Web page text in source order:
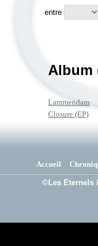
entre
Album
Lammendam
Closure (EP)
Accueil
©Les Eternels